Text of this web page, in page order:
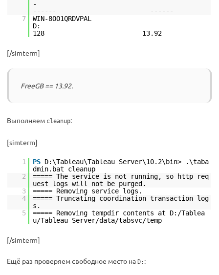
-
------ ------
7
WIN-8OO1QRDVPAL
128 13.92
[/simterm]
FreeGB == 13.92.
Выполняем cleanup:
[simterm]
1 PS D:\Tableau\Tableau Server\10.2\bin> .\taba
dmin.bat cleanup
2
===== The service is not running, so http_req
uest logs will not be purged.
3
===== Removing service logs.
4
===== Truncating coordination transaction log
s.
5
===== Removing tempdir contents at D:/Tablea
u/Tableau Server/data/tabsvc/temp
[/simterm]
Ещё раз проверяем свободное место на D: :